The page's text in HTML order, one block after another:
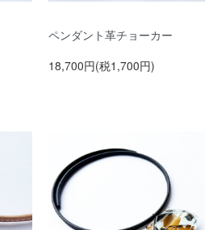
ペンダント革チョーカー
18,700円(税1,700円)